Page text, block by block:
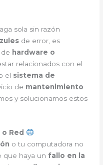
sola sin razón
de error, es
hardware o
relacionados con el
el sistema de
de mantenimiento
y solucionamos estos
Red
o tu computadora no
que haya un fallo en la